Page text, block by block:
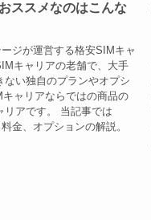
ススメなのはこんな
ジが運営する格安SIMキャ
キャリアの老舗で、大手
ない独自のプランやオプシ
キャリアならではの商品の
リアです。 当記事では
金、オプションの解説。